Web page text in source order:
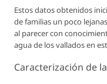
Estos datos obtenidos
de familias un poco
al parecer con
agua de los vallados en
Caracterización de